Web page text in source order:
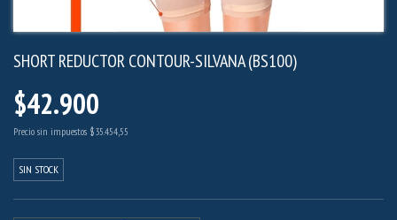
SHORT REDUCTOR CONTOUR-SILVANA (BS100)
$42.900
Precio sin impuestos $35.454,55
SIN STOCK